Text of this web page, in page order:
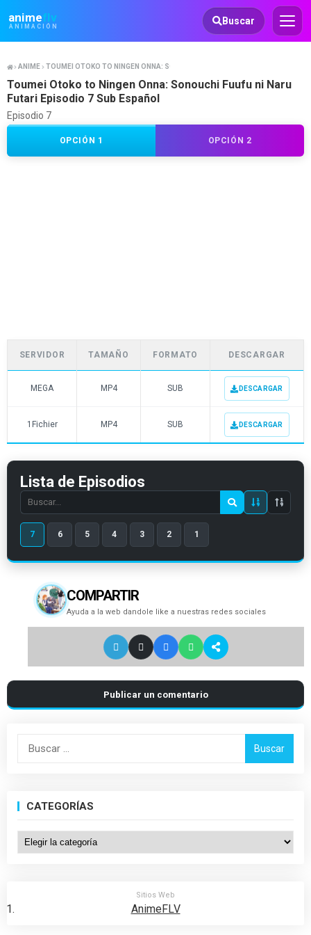
animeflv
ANIMACIÓN
Animeflv Buscar
ANIME TOUMEI OTOKO TO NINGEN ONNA: SONOUCHI FUUFU NI NARU FUTARI
Toumei Otoko to Ningen Onna: Sonouchi Fuufu ni Naru
Futari Episodio 7 Sub Español
Episodio 7
OPCIÓN 1 OPCIÓN 2
SERVIDOR TAMAÑO FORMATO DESCARGAR
MEGA MP4 SUB DESCARGAR
1Fichier MP4 SUB DESCARGAR
Lista de Episodios
Search
episode
number
7 6 5 4 3 2 1
COMPARTIR
Ayuda a la web dandole like a nuestras redes sociales
Publicar un comentario
Buscar:
CATEGORÍAS
Categorías
Sitios Web
AnimeFLV